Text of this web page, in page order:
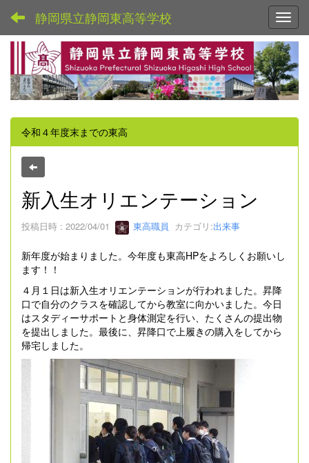
静岡県立静岡東高等学校
令和４年度末までの東高
新入生オリエンテーション
投稿日時 : 2022/04/01 東高職員 カテゴリ:出来事
新年度が始まりました。今年度も東高HPをよろしくお願いし
ます！！
４月１日は新入生オリエンテーションが行われました。昇降
口で自分のクラスを確認してから教室に向かいました。今日
はスタディーサポートと身体測定を行い、たくさんの提出物
を提出しました。最後に、昇降口で上履きの購入をしてから
帰宅しました。